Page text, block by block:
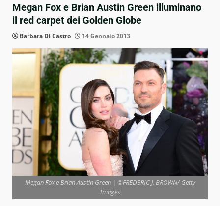
Megan Fox e Brian Austin Green illuminano
il red carpet dei Golden Globe
Barbara Di Castro 14 Gennaio 2013
Megan Fox e Brian Austin Green | ©FREDERIC J. BROWN/ Getty
Images